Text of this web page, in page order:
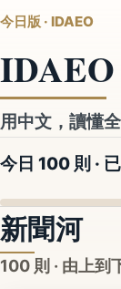
今日版 · IDAEO
用中文，讀懂
今日 100 則 ·
新聞河
100 則 · 由上到